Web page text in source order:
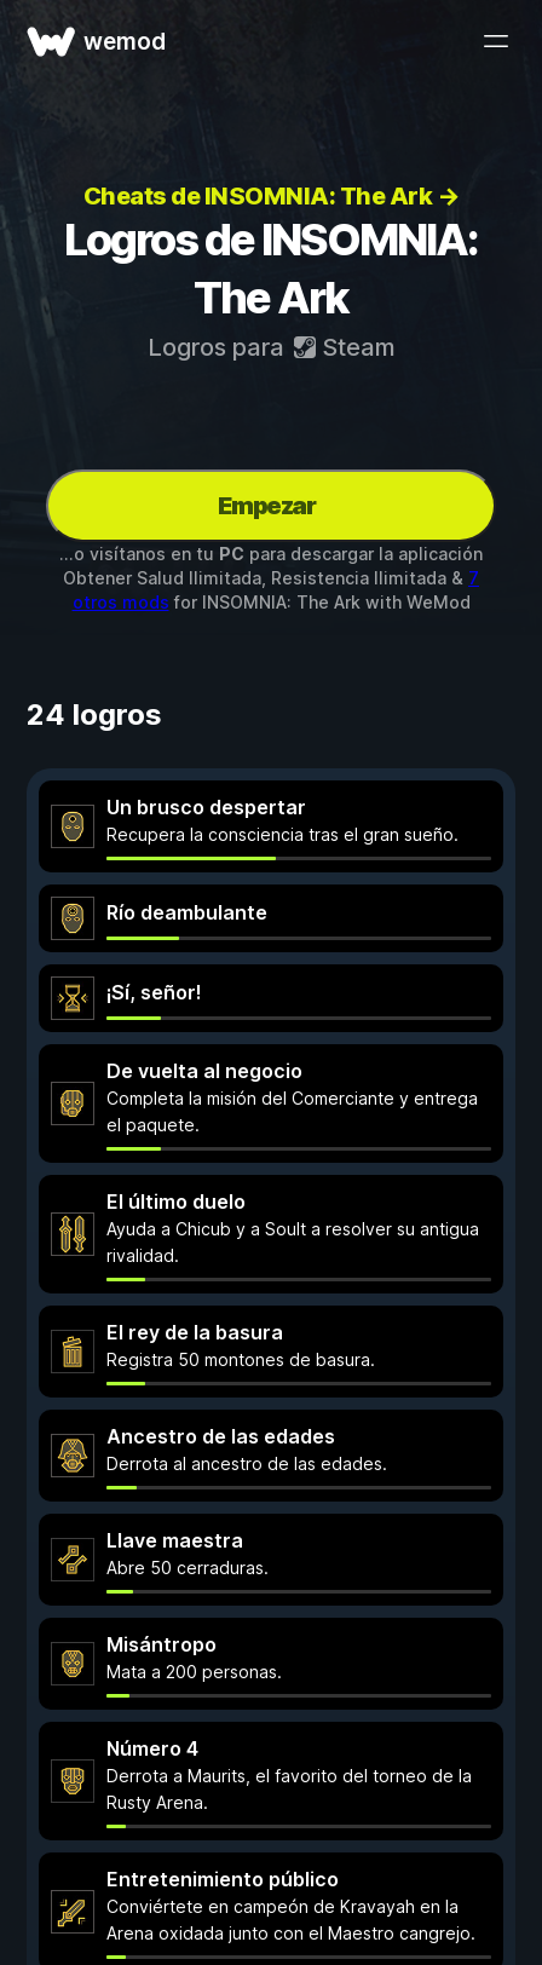
wemod
Cheats de INSOMNIA: The Ark →
Logros de INSOMNIA:
The Ark
Logros para Steam
Empezar
...o visítanos en tu PC para descargar la aplicación
Obtener Salud Ilimitada, Resistencia Ilimitada & 7
otros mods for INSOMNIA: The Ark with WeMod
24 logros
Un brusco despertar
Recupera la consciencia tras el gran sueño.
Río deambulante
¡Sí, señor!
De vuelta al negocio
Completa la misión del Comerciante y entrega
el paquete.
El último duelo
Ayuda a Chicub y a Soult a resolver su antigua
rivalidad.
El rey de la basura
Registra 50 montones de basura.
Ancestro de las edades
Derrota al ancestro de las edades.
Llave maestra
Abre 50 cerraduras.
Misántropo
Mata a 200 personas.
Número 4
Derrota a Maurits, el favorito del torneo de la
Rusty Arena.
Entretenimiento público
Conviértete en campeón de Kravayah en la
Arena oxidada junto con el Maestro cangrejo.